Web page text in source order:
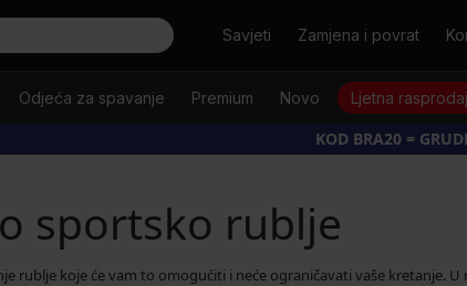
TražitiSavjeti Zamjena i povrat
Odjeća za spavanje Premium Novo Ljetna
KOD BRA20 =
sportsko rublje
koje će vam to omogućiti i neće ograničavati vaše kretanje.